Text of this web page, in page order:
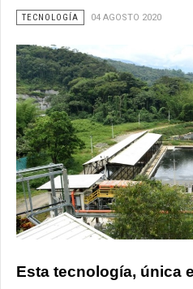
TECNOLOGÍA 04 AGOSTO 2020
Esta tecnología, única